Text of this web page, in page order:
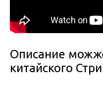
Описание
китайского